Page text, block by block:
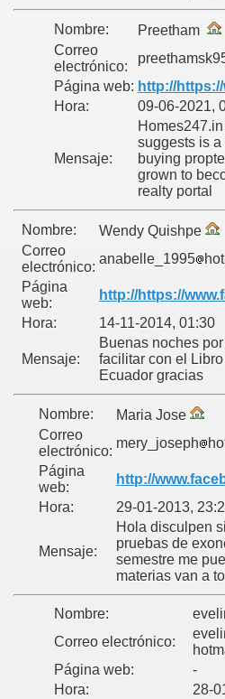
Nombre:
Preetham
Correo
electrónico:
Página web: http://
Hora:
09-06-2021,
Mensaje:
suggests is
buying
grown to
realty portal
Nombre:
Wendy Quishpe
Correo
electrónico:
anabelle_1995
Página
web:
http://https://
Hora:
14-11-2014, 01:30
Mensaje:
Buenas noches
facilitar con el
Ecuador gracias
Nombre:
Maria Jose
Correo
electrónico:
mery_joseph
Página
web:
http://
Hora:
29-01-2013,
Mensaje:
Hola disculpen
pruebas de
semestre me
materias van a
Nombre:
Correo electrónico:
Página web:
-
Hora:
28-